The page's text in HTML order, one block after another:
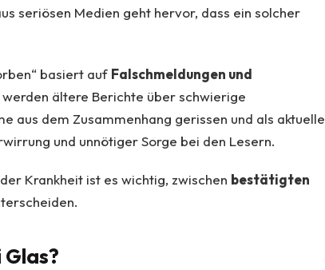
seriösen Medien geht hervor, dass ein solcher
basiert auf Falschmeldungen und
werden ältere Berichte über schwierige
aus dem Zusammenhang gerissen und als aktuelle
und unnötiger Sorge bei den Lesern.
Krankheit ist es wichtig, zwischen bestätigten